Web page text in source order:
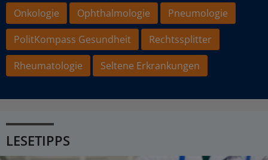
Onkologie
Ophthalmologie
Pneumologie
PolitKompass Gesundheit
Rechtssplitter
Rheumatologie
Seltene Erkrankungen
LESETIPPS